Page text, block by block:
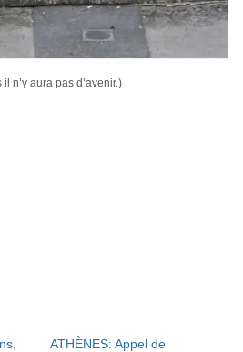
n’y aura pas d’avenir.)
ATHÈNES: Appel de